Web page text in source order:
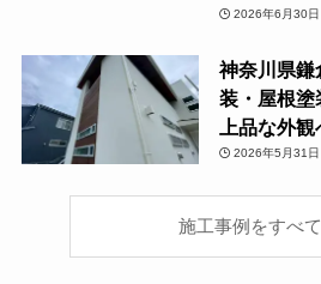
2026年6月30日
神奈川県鎌
装・屋根塗
上品な外観
2026年5月31日
施工事例をすべ